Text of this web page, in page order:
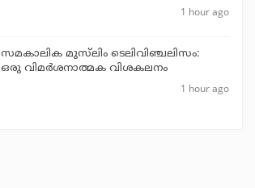
1 hour ago
സമകാലിക മുസ്‌ലിം ടെലിവിഞ്ചലിസം:
ഒരു വിമര്‍ശനാത്മക വിശകലനം
1 hour ago